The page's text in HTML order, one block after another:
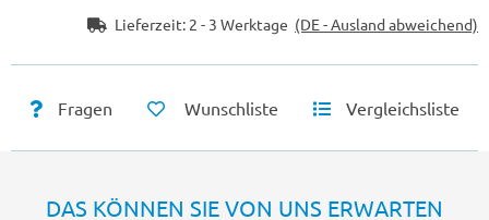
Lieferzeit: 2 - 3 Werktage (DE - Ausland abweichend)
Fragen Wunschliste Vergleichsliste
DAS KÖNNEN SIE VON UNS ERWARTEN